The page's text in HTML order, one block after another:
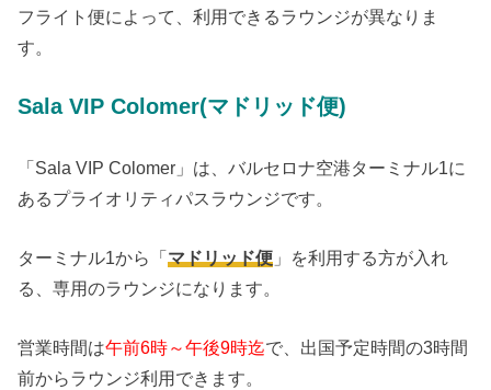
フライト便によって、利用できるラウンジが異なりま
す。
Sala VIP Colomer(マドリッド便)
「Sala VIP Colomer」は、バルセロナ空港ターミナル1に
あるプライオリティパスラウンジです。
ターミナル1から「マドリッド便 」を利用する方が入れ
る、専用のラウンジになります。
営業時間は午前6時～午後9時迄で、出国予定時間の3時間
前からラウンジ利用できます。